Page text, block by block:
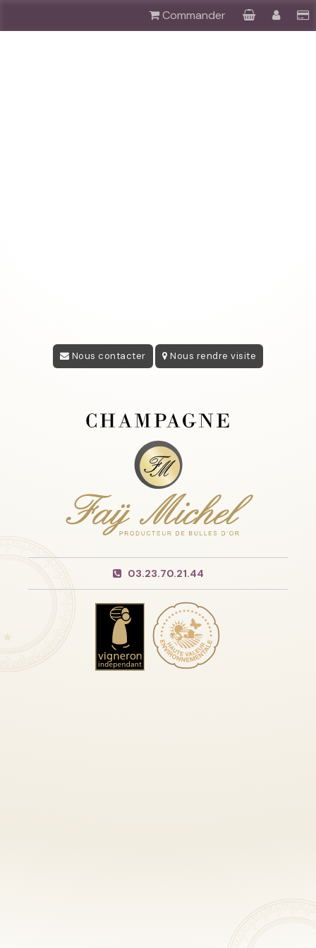
Commander
Nous contacter Nous rendre visite
03.23.70.21.44